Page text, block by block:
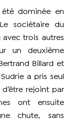
été dominée en
sociétaire du
avec trois autres
un deuxième
Billard et
a pris seul
rejoint par
ont ensuite
chute, sans